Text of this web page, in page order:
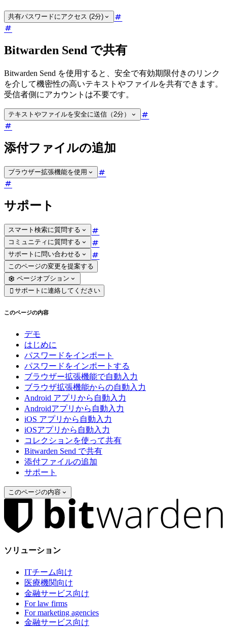
共有パスワードにアクセス (2分)
Bitwarden Send で共有
Bitwarden Send を使用すると、安全で有効期限付きのリンク
を介して機密性の高いテキストやファイルを共有できます。
受信者側にアカウントは不要です。
テキストやファイルを安全に送信（2分）
添付ファイルの追加
ブラウザー拡張機能を使用
サポート
スマート検索に質問する
コミュニティに質問する
サポートに問い合わせる
このページの変更を提案する
ページオプション
 サポートに連絡してください
このページの内容
デモ
はじめに
パスワードをインポート
パスワードをインポートする
ブラウザー拡張機能で自動入力
ブラウザ拡張機能からの自動入力
Android アプリから自動入力
Androidアプリから自動入力
iOS アプリから自動入力
iOSアプリから自動入力
コレクションを使って共有
Bitwarden Send で共有
添付ファイルの追加
サポート
このページの内容
ソリューション
ITチーム向け
医療機関向け
金融サービス向け
For law firms
For marketing agencies
金融サービス向け